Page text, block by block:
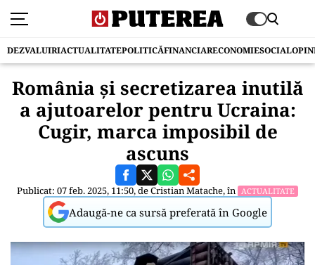
DEZVALUIRIACTUALITATEPOLITICĂFINANCIARECONOMIESOCIAL
România și secretizarea inutilă
a ajutoarelor pentru Ucraina:
Cugir, marca imposibil de
ascuns
Publicat: 07 feb. 2025, 11:50, deCristian Matache, în ACTUALITATE
Adaugă-ne ca sursă preferată în Google